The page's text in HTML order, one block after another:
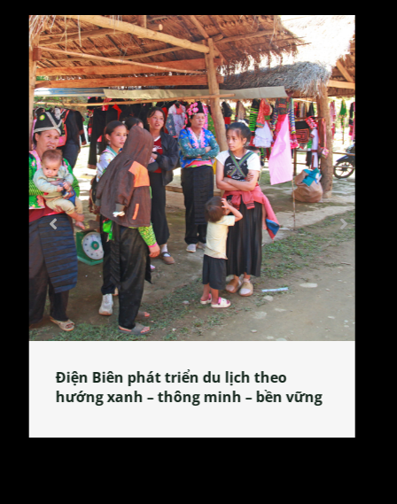
Làng làm bánh tẻ Phú Nhi – nơi lan
tỏa đặc sản xứ Đoài